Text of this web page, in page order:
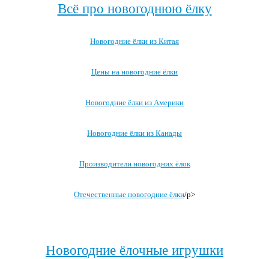
Всё про новогоднюю ёлку
Новогодние ёлки из Китая
Цены на новогодние ёлки
Новогодние ёлки из Америки
Новогодние ёлки из Канады
Производители новогодних ёлок
Отечественные новогодние ёлки/p>
Новогодние ёлочные игрушки